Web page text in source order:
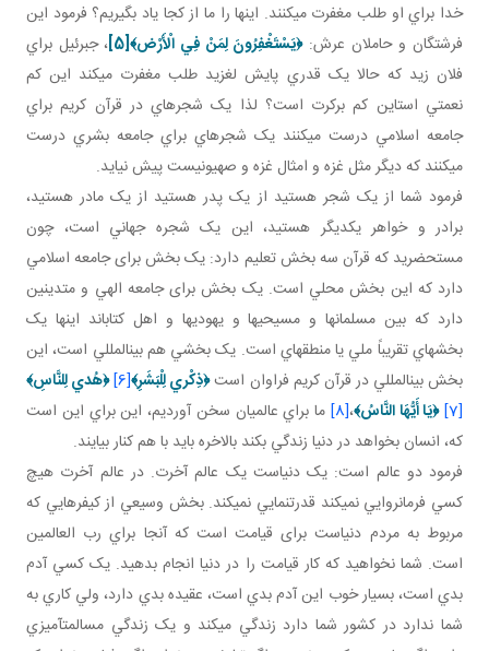
خدا براي او طلب مغفرت مي کنند. اينها را ما از کجا ياد بگيريم؟ فرمود اين
فرشتگان و حاملان عرش:﴿يَسْتَغْفِرُونَ لِمَنْ فِي الْأَرْض‏﴾[5]
، جبرئيل براي
فلان زيد که حالا يک قدري پايش لغزيد طلب مغفرت مي کند اين کم
نعمتي استاين کم برکرت است؟ لذا يک شجره اي در قرآن کريم براي
جامعه اسلامي درست مي کنند يک شجره اي براي جامعه بشري درست
مي کنند که ديگر مثل غزه و امثال غزه و صهيونيست پيش نيايد.
فرمود شما از يک شجر هستيد از يک پدر هستيد از يک مادر هستيد،
برادر و خواهر يکديگر هستيد، اين يک شجره جهاني است، چون
مستحضريد که قرآن سه بخش تعليم دارد: يک بخش برای جامعه اسلامي
دارد که اين بخش محلي است. يک بخش برای جامعه الهي و متدينين
دارد که بين مسلمان ها و مسيحي ها و يهودي ها و اهل کتاب اند اينها يک
بخش هاي تقريباً ملي يا منطقه اي است. يک بخشي هم بين المللي است، اين
بخش بين المللي در قرآن کريم فراوان است﴿ذِكْري‏ لِلْبَشَرِ﴾[6] ﴿هُدي لِلنَّاسِ﴾
[7]
﴿يَا أَيُّهَا النَّاسُ﴾،[8]
ما براي عالميان سخن آورديم، اين براي اين است
که، انسان بخواهد در دنيا زندگي بکند بالاخره بايد با هم کنار بيايند.
فرمود دو عالم است: يک دنياست يک عالم آخرت. در عالم آخرت هيچ
کسي فرمانروايي نمي کند قدرت نمايي نمي کند. بخش وسيعي از کيفرهايي که
مربوط به مردم دنياست برای قيامت است که آنجا براي رب العالمين
است. شما نخواهيد که کار قيامت را در دنيا انجام بدهيد. يک کسي آدم
بدي است، بسيار خوب اين آدم بدي است، عقيده بدي دارد، ولي کاري به
شما ندارد در کشور شما دارد زندگي مي کند و يک زندگي مسالمت آميزي